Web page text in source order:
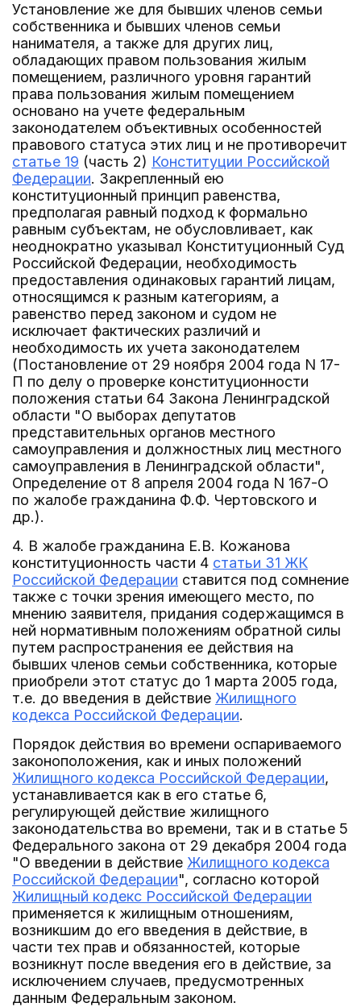
Установление же для бывших членов семьи
собственника и бывших членов семьи
нанимателя, а также для других лиц,
обладающих правом пользования жилым
помещением, различного уровня гарантий
права пользования жилым помещением
основано на учете федеральным
законодателем объективных особенностей
правового статуса этих лиц и не противоречит
статье 19 (часть 2) Конституции Российской
Федерации. Закрепленный ею
конституционный принцип равенства,
предполагая равный подход к формально
равным субъектам, не обусловливает, как
неоднократно указывал Конституционный Суд
Российской Федерации, необходимость
предоставления одинаковых гарантий лицам,
относящимся к разным категориям, а
равенство перед законом и судом не
исключает фактических различий и
необходимость их учета законодателем
(Постановление от 29 ноября 2004 года N 17-
П по делу о проверке конституционности
положения статьи 64 Закона Ленинградской
области "О выборах депутатов
представительных органов местного
самоуправления и должностных лиц местного
самоуправления в Ленинградской области",
Определение от 8 апреля 2004 года N 167-О
по жалобе гражданина Ф.Ф. Чертовского и
др.).
4. В жалобе гражданина Е.В. Кожанова
конституционность части 4 статьи 31 ЖК
Российской Федерации ставится под сомнение
также с точки зрения имеющего место, по
мнению заявителя, придания содержащимся в
ней нормативным положениям обратной силы
путем распространения ее действия на
бывших членов семьи собственника, которые
приобрели этот статус до 1 марта 2005 года,
т.е. до введения в действие Жилищного
кодекса Российской Федерации.
Порядок действия во времени оспариваемого
законоположения, как и иных положений
Жилищного кодекса Российской Федерации,
устанавливается как в его статье 6,
регулирующей действие жилищного
законодательства во времени, так и в статье 5
Федерального закона от 29 декабря 2004 года
"О введении в действие Жилищного кодекса
Российской Федерации", согласно которой
Жилищный кодекс Российской Федерации
применяется к жилищным отношениям,
возникшим до его введения в действие, в
части тех прав и обязанностей, которые
возникнут после введения его в действие, за
исключением случаев, предусмотренных
данным Федеральным законом.